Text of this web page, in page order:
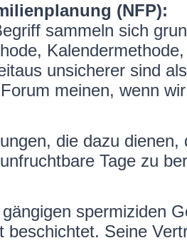
(NFP):
sammeln sich
unsicherer sind
meinen, wenn
die dazu
Tage zu
spermiziden
beschichtet. Seine